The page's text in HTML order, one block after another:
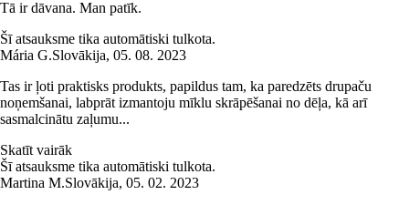
Tā ir dāvana. Man patīk.
Šī atsauksme tika automātiski tulkota.
Mária G.Slovākija, 05. 08. 2023
Tas ir ļoti praktisks produkts, papildus tam, ka paredzēts drupaču
noņemšanai, labprāt izmantoju mīklu skrāpēšanai no dēļa, kā arī
sasmalcinātu zaļumu...
Skatīt vairāk
Šī atsauksme tika automātiski tulkota.
Martina M.Slovākija, 05. 02. 2023